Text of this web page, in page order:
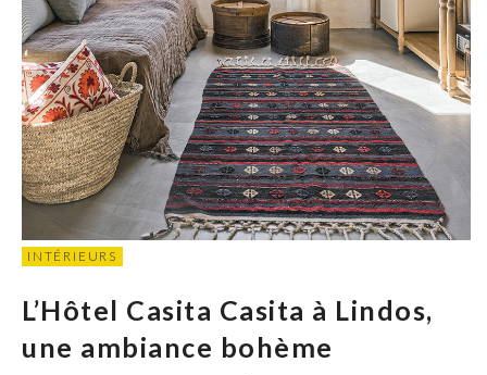
INTÉRIEURS
L’Hôtel Casita Casita à Lindos,
une ambiance bohème